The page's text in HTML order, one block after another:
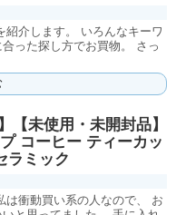
介します。 いろんなキーワ
った探し方でお買物。 さっ
【未使用・未開封品】
コーヒー ティーカッ
ラミック
は衝動買い系の人なので、 お